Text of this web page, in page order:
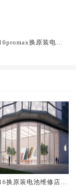
换原装电池
换原装电池维修店大